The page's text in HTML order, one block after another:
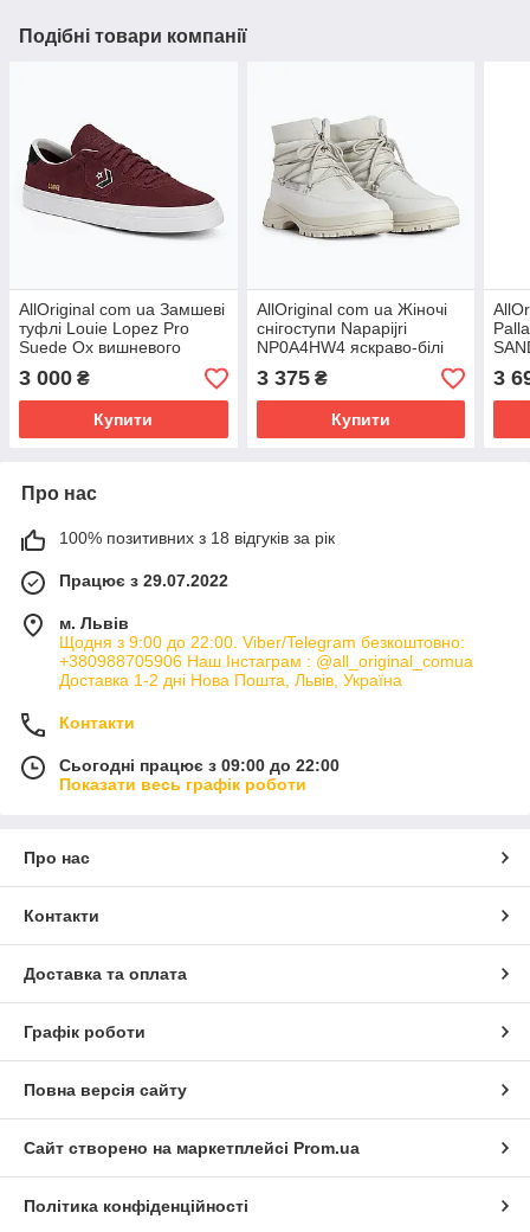
Подібні товари компанії
AllOriginal com ua Замшеві
туфлі Louie Lopez Pro
Suede Ox вишневого
кольору/білого/чорного
кольору РОЗМІРИ
3 000 ₴
Купити
AllOriginal com ua Жіночі
снігоступи Napapijri
NP0A4HW4 яскраво-білі
РОЗМІРИ ЗАПИТУЙТЕ
3 375₴
Купити
3
Про нас
100% позитивних з 18 відгуків за рік
Працює з 29.07.2022
м. Львів
Щодня з 9:00 до 22:00. Viber/Telegram безкоштовно:
+380988705906 Наш Інстаграм : @all_original_comua
Доставка 1-2 дні Нова Пошта, Львів, Україна
Контакти
Сьогодні працює з 09:00 до 22:00
Показати весь графік роботи
Про нас
Контакти
Доставка та оплата
Графік роботи
Повна версія сайту
Сайт створено на маркетплейсі Prom.ua
Політика конфіденційності